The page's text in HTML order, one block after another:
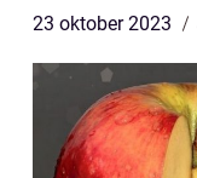
23 oktober 2023